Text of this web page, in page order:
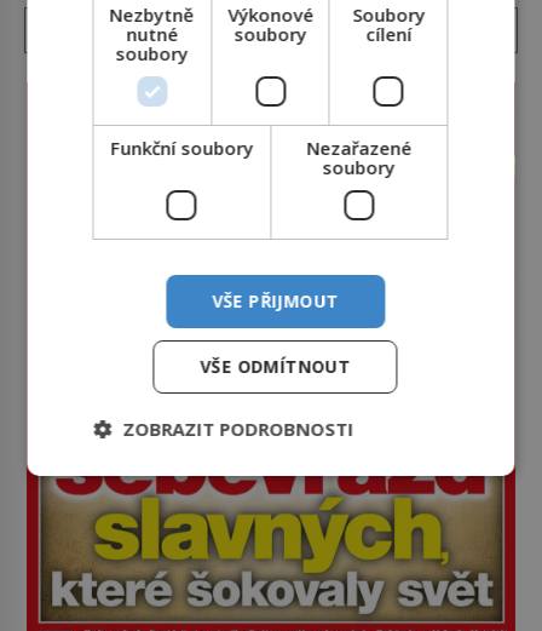
Nezbytně
nutné
soubory
Výkonové
soubory
Soubory
cílení
Funkční soubory
Nezařazené
soubory
VŠE PŘIJMOUT
VŠE ODMÍTNOUT
ZOBRAZIT PODROBNOSTI